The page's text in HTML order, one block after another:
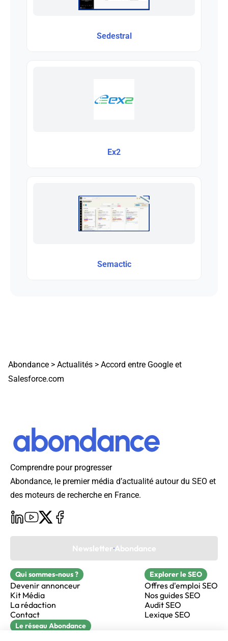
Sedestral
Ex2
Semactic
Abondance > Actualités > Accord entre Google et
Salesforce.com
Comprendre pour progresser
Abondance, le premier média d’actualité autour du SEO et
des moteurs de recherche en France.
Newsletter Abondance
Qui sommes-nous ?
Devenir annonceur
Kit Média
La rédaction
Contact
Explorer le SEO
Offres d'emploi SEO
Nos guides SEO
Audit SEO
Lexique SEO
Le réseau Abondance